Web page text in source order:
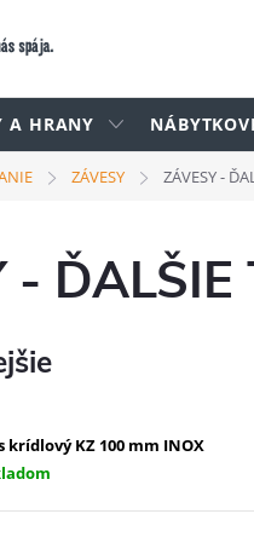
A HRANY
ZÁVESY ZÁVESY -
- ĎALŠIE
krídlový KZ 100 mm INOX